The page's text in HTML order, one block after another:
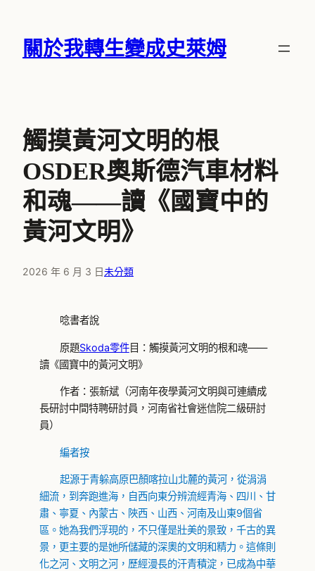
關於我轉生變成史萊姆
觸摸黃河文明的根
OSDER奧斯德汽車材料
和魂——讀《國寶中的
黃河文明》
2026 年 6 月 3 日未分類
唸書者說
原題Skoda零件目：觸摸黃河文明的根和魂——
讀《國寶中的黃河文明》
作者：張新斌（河南年夜學黃河文明與可連續成
長研討中間特聘研討員，河南省社會迷信院二級研討
員）
編者按
起源于青躲高原巴顏喀拉山北麓的黃河，從涓涓
細流，到奔跑進海，自西向東分辨流經青海、四川、甘
肅、寧夏、內蒙古、陜西、山西、河南及山東9個省
區。她為我們浮現的，不只僅是壯美的景致，千古的異
景，更主要的是她所儲藏的深奧的文明和精力。這條則
化之河、文明之河，歷經漫長的汗青積淀，已成為中華